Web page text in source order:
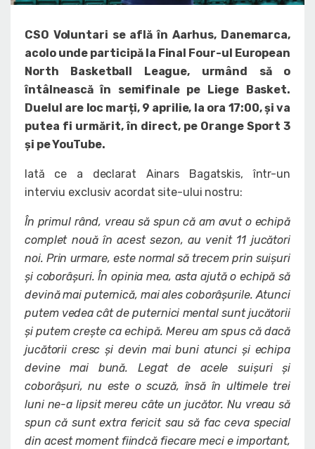
CSO Voluntari se află în Aarhus, Danemarca,
acolo unde participă la Final Four-ul European
North Basketball League, urmând să o
întâlnească în semifinale pe Liege Basket.
Duelul are loc marți, 9 aprilie, la ora 17:00, și va
putea fi urmărit, în direct, pe Orange Sport 3
și pe YouTube.
Iată ce a declarat Ainars Bagatskis, într-un
interviu exclusiv acordat site-ului nostru:
În primul rând, vreau să spun că am avut o echipă
complet nouă în acest sezon, au venit 11 jucători
noi. Prin urmare, este normal să trecem prin suișuri
și coborâșuri. În opinia mea, asta ajută o echipă să
devină mai puternică, mai ales coborâșurile. Atunci
putem vedea cât de puternici mental sunt jucătorii
și putem crește ca echipă. Mereu am spus că dacă
jucătorii cresc și devin mai buni atunci și echipa
devine mai bună. Legat de acele suișuri și
coborâșuri, nu este o scuză, însă în ultimele trei
luni ne-a lipsit mereu câte un jucător. Nu vreau să
spun că sunt extra fericit sau să fac ceva special
din acest moment fiindcă fiecare meci e important,